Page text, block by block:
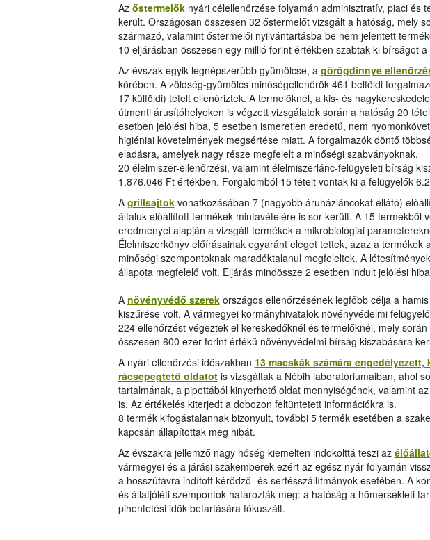
Az őstermelőknyári célellenőrzése folyamán adminisztratív, piaci és
került. Országosan összesen 32 őstermelőt vizsgált a hatóság, mely
származó, valamint őstermelői nyilvántartásba be nem jelentett
10 eljárásban összesen egy millió forint értékben szabtak ki bírságot a
Az évszak egyik legnépszerűbb gyümölcse, a görögdinnye
körében. A zöldség-gyümölcs minőségellenőrök 461 belföldi
17 külföldi) tételt ellenőriztek. A termelőknél, a kis- és
útmenti árusítóhelyeken is végzett vizsgálatok során a hatóság 20
esetben jelölési hiba, 5 esetben ismeretlen eredetű, nem
higiéniai követelmények megsértése miatt. A forgalmazók döntő
eladásra, amelyek nagy része megfelelt a minőségi szabványoknak.
20 élelmiszer-ellenőrzési, valamint élelmiszerlánc-felügyeleti bírság
1.876.046 Ft értékben. Forgalomból 15 tételt vontak ki a felügyelők
A grillsajtokvonatkozásában 7 (nagyobb áruházláncokat ellátó)
általuk előállított termékek mintavételére is sor került. A 15 termékből
eredményei alapján a vizsgált termékek a mikrobiológiai
Élelmiszerkönyv előírásainak egyaránt eleget tettek, azaz a termékek
minőségi szempontoknak maradéktalanul megfeleltek. A
állapota megfelelő volt. Eljárás mindössze 2 esetben indult jelölési
A növényvédő szerekországos ellenőrzésének legfőbb célja a
kiszűrése volt. A vármegyei kormányhivatalok növényvédelmi
224 ellenőrzést végeztek el kereskedőknél és termelőknél, mely
összesen 600 ezer forint értékű növényvédelmi bírság kiszabására
A nyári ellenőrzési időszakban 13 macskák számára
rácsepegtető oldatotis vizsgáltak a Nébih laboratóriumaiban, ahol
tartalmának, a pipettából kinyerhető oldat mennyiségének, valamint
is. Az értékelés kiterjedt a dobozon feltüntetett információkra is.
8 termék kifogástalannak bizonyult, további 5 termék esetében a
kapcsán állapítottak meg hibát.
Az évszakra jellemző nagy hőség kiemelten indokolttá teszi az
vármegyei és a járási szakemberek ezért az egész nyár folyamán
a hosszútávra indított kérődző- és sertésszállítmányok esetében. A
és állatjóléti szempontok határozták meg: a hatóság a hőmérsékleti
pihentetési idők betartására fókuszált.